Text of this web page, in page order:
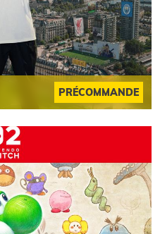
PRÉCOMMANDE